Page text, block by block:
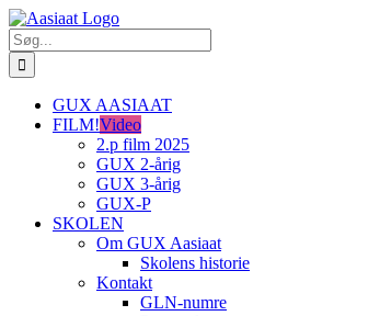
Skip
to
content
Søg
efter:
GUX AASIAAT
FILM!Video
2.p film 2025
GUX 2-årig
GUX 3-årig
GUX-P
SKOLEN
Om GUX Aasiaat
Skolens historie
Kontakt
GLN-numre